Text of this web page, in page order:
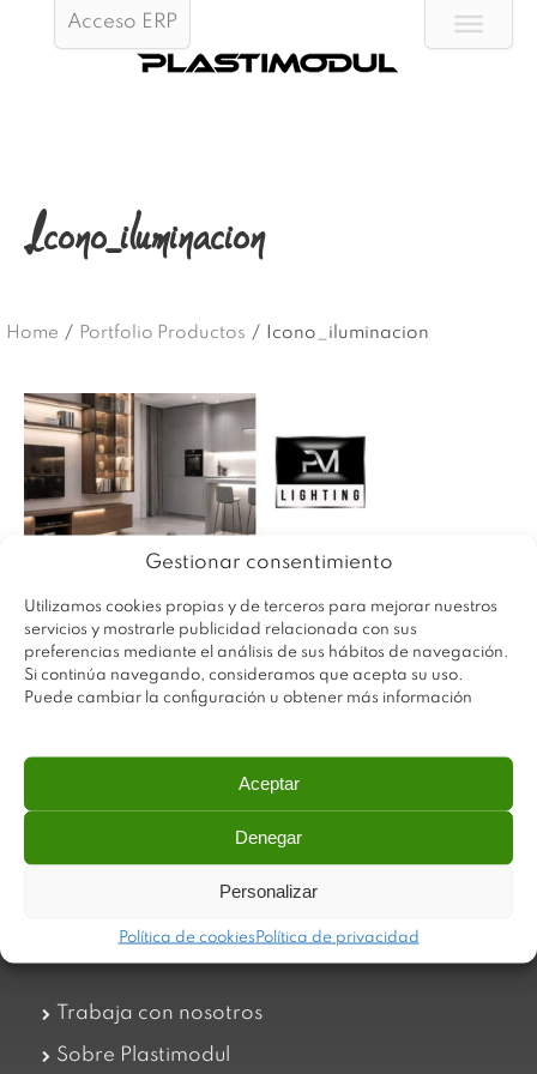
Gestionar consentimiento
Utilizamos cookies propias y de terceros para mejorar nuestros
servicios y mostrarle publicidad relacionada con sus
preferencias mediante el análisis de sus hábitos de navegación.
Si continúa navegando, consideramos que acepta su uso.
Puede cambiar la configuración u obtener más información
Aceptar
Denegar
Personalizar
Política de cookies Política de privacidad
Acceso ERP
Icono_iluminacion
Home / Portfolio Productos / Icono_iluminacion
Plastimodul tiene como objetivo ofrecer productos
innovadores y de máxima calidad, invirtiendo con decisión
dinámicas y operativas. Utilizamos materiales de primera
Trabaja con nosotros
Sobre Plastimodul